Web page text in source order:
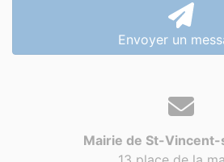
Envoyer un
Mairie de St-